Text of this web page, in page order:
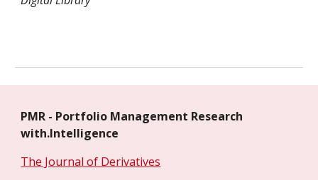
PMR - Portfolio Management Research
with.Intelligence
The Journal of Derivatives